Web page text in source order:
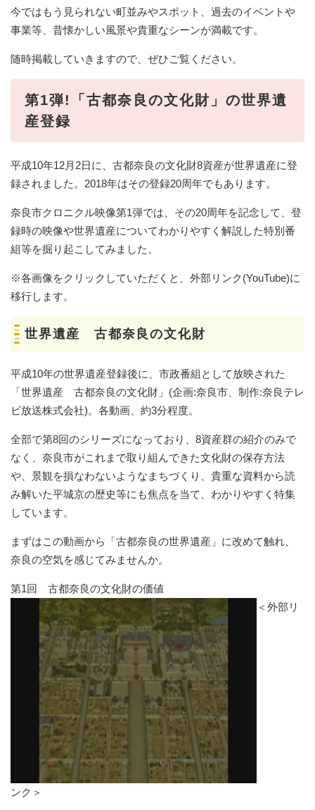
今ではもう見られない町並みやスポット、過去のイベントや
事業等、昔懐かしい風景や貴重なシーンが満載です。
随時掲載していきますので、ぜひご覧ください。
第1弾!「古都奈良の文化財」の世界遺
産登録
平成10年12月2日に、古都奈良の文化財8資産が世界遺産に登
録されました。2018年はその登録20周年でもあります。
奈良市クロニクル映像第1弾では、その20周年を記念して、登
録時の映像や世界遺産についてわかりやすく解説した特別番
組等を掘り起こしてみました。
※各画像をクリックしていただくと、外部リンク(YouTube)に
移行します。
世界遺産 古都奈良の文化財
平成10年の世界遺産登録後に、市政番組として放映された
「世界遺産 古都奈良の文化財」(企画:奈良市、制作:奈良テレ
ビ放送株式会社)。各動画、約3分程度。
全部で第8回のシリーズになっており、8資産群の紹介のみで
なく、奈良市がこれまで取り組んできた文化財の保存方法
や、景観を損なわないようなまちづくり、貴重な資料から読
み解いた平城京の歴史等にも焦点を当て、わかりやすく特集
しています。
まずはこの動画から「古都奈良の世界遺産」に改めて触れ、
奈良の空気を感じてみませんか。
第1回 古都奈良の文化財の価値
＜外部リ
ンク＞